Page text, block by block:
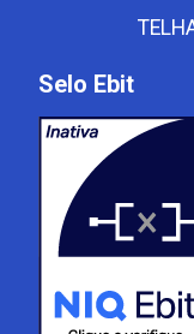
Selo Ebit